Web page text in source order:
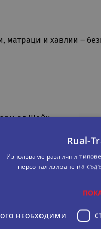
матраци и хавлии –
ел Шейх.
Rual-
Използваме различни
персонализиране на
НЕОБХОДИМИ